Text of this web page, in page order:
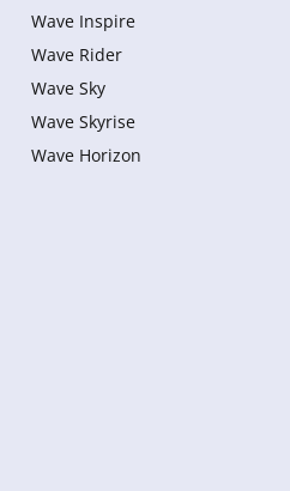
Wave Inspire
Wave Rider
Wave Sky
Wave Skyrise
Wave Horizon